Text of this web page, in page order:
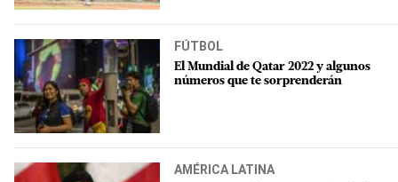
FÚTBOL
El Mundial de Qatar 2022 y algunos
números que te sorprenderán
AMÉRICA LATINA